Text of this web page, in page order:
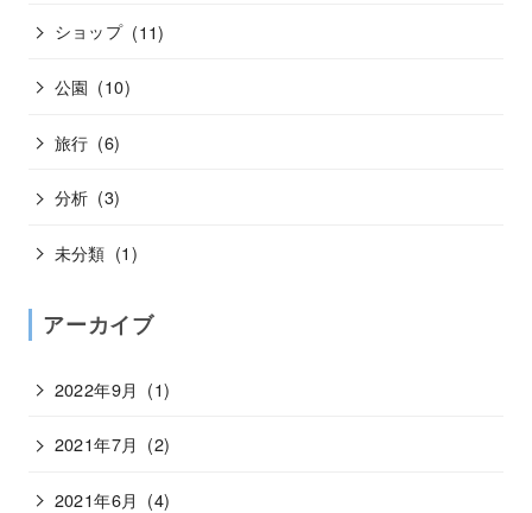
ショップ (11)
公園 (10)
旅行 (6)
分析 (3)
未分類 (1)
アーカイブ
2022年9月 (1)
2021年7月 (2)
2021年6月 (4)